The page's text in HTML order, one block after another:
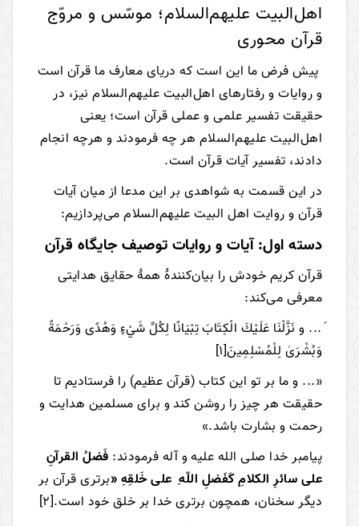
اهل‌البیت علیهم‌السلام؛ موسّس و مروّج
قرآن محوری
پیش فرض ما این است که دریای معارف ما قرآن است
و روایات و رفتارهای اهل‌البیت علیهم‌السلام نیز، در
حقیقت تفسیر علمی و عملی قرآن است؛ یعنی
اهل‌البیت علیهم‌السلام هر چه فرمودند و هرچه انجام
دادند، تفسیر آیات قرآن است.
در این قسمت به شواهدی بر این مدعا از میان آیات
قرآن و روایت اهل البیت علیهم‌السلام می‌پردازیم:
دسته اول: آیات و روایات توصیف جایگاه قرآن
قرآن کریم خودش را بیان‌کنندۀ همۀ حقایق هدایتی
معرفی می‌کند:
َ... و نَزَّلْنَا عَلَيْكَ الْكِتَابَ تِبْيَانًا لِكُلِّ شَيْءٍ وَهُدًى وَرَحْمَةً
وَبُشْرَىٰ لِلْمُسْلِمِينَ[1]
«... و ما بر تو این کتاب (قرآن عظیم) را فرستادیم تا
حقیقت هر چیز را روشن کند و برای مسلمین هدایت و
رحمت و بشارت باشد.»
پيامبر خدا صلى الله عليه و آله فرمودند: فَضلُ القرآنِ
على سائرِ الكلامِ كَفَضلِ اللّه ِ على خَلقِهِ «برترى قرآن بر
ديگر سخنان، همچون برترى خدا بر خلق خود است.[2]